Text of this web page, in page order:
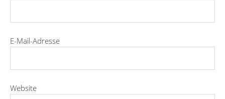
E-Mail-Adresse
Website